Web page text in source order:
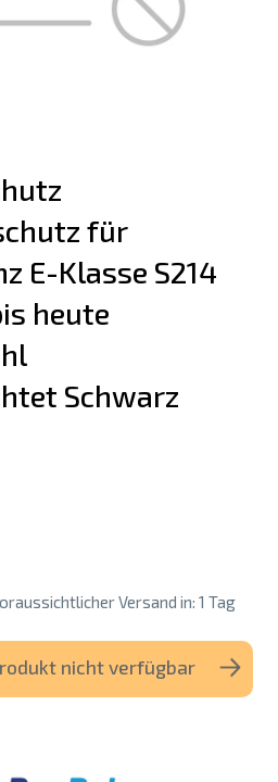
für
E-Klasse S214
heute
Schwarz
Versand in: 1 Tag
nicht verfügbar